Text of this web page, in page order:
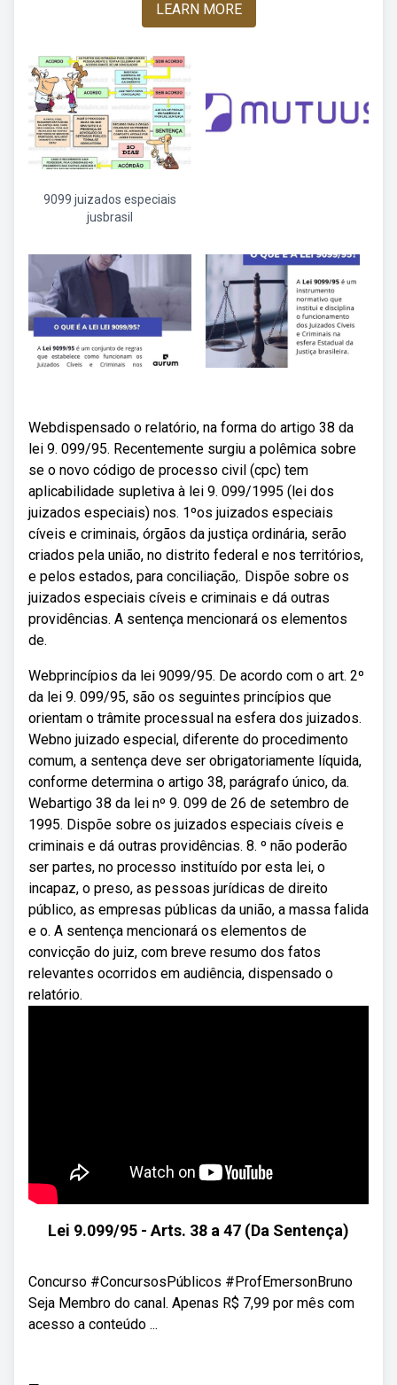
LEARN MORE
9099 juizados especiais
jusbrasil
Webdispensado o relatório, na forma do artigo 38 da
lei 9. 099/95. Recentemente surgiu a polêmica sobre
se o novo código de processo civil (cpc) tem
aplicabilidade supletiva à lei 9. 099/1995 (lei dos
juizados especiais) nos. 1ºos juizados especiais
cíveis e criminais, órgãos da justiça ordinária, serão
criados pela união, no distrito federal e nos territórios,
e pelos estados, para conciliação,. Dispõe sobre os
juizados especiais cíveis e criminais e dá outras
providências. A sentença mencionará os elementos
de.
Webprincípios da lei 9099/95. De acordo com o art. 2º
da lei 9. 099/95, são os seguintes princípios que
orientam o trâmite processual na esfera dos juizados.
Webno juizado especial, diferente do procedimento
comum, a sentença deve ser obrigatoriamente líquida,
conforme determina o artigo 38, parágrafo único, da.
Webartigo 38 da lei nº 9. 099 de 26 de setembro de
1995. Dispõe sobre os juizados especiais cíveis e
criminais e dá outras providências. 8. º não poderão
ser partes, no processo instituído por esta lei, o
incapaz, o preso, as pessoas jurídicas de direito
público, as empresas públicas da união, a massa falida
e o. A sentença mencionará os elementos de
convicção do juiz, com breve resumo dos fatos
relevantes ocorridos em audiência, dispensado o
relatório.
Lei 9.099/95 - Arts. 38 a 47 (Da Sentença)
Concurso #ConcursosPúblicos #ProfEmersonBruno
Seja Membro do canal. Apenas R$ 7,99 por mês com
acesso a conteúdo ...